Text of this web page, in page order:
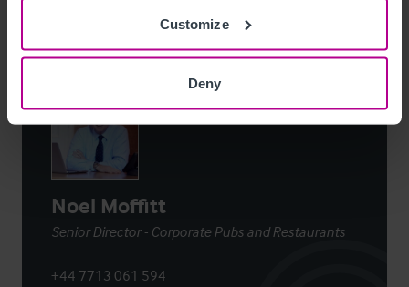
Customize
Deny
Kontaktieren Sie uns
Noel Moffitt
Senior Director - Corporate Pubs and Restaurants
+44 7713 061 594